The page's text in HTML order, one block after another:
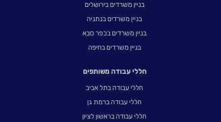
בניין משרדים בירושלים
בניין משרדים בנתניה
בניין משרדים בכפר סבא
בניין משרדים בחיפה
חללי עבודה משותפים
חללי עבודה בתל אביב
חללי עבודה ברמת גן
חללי עבודה בראשון לציון